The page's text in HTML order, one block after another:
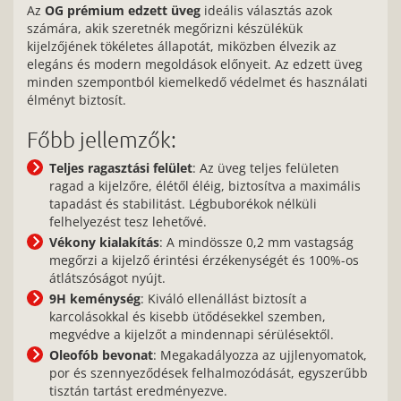
Az OG prémium edzett üveg ideális választás azok
számára, akik szeretnék megőrizni készülékük
kijelzőjének tökéletes állapotát, miközben élvezik az
elegáns és modern megoldások előnyeit. Az edzett üveg
minden szempontból kiemelkedő védelmet és használati
élményt biztosít.
Főbb jellemzők:
Teljes ragasztási felület: Az üveg teljes felületen
ragad a kijelzőre, élétől éléig, biztosítva a maximális
tapadást és stabilitást. Légbuborékok nélküli
felhelyezést tesz lehetővé.
Vékony kialakítás: A mindössze 0,2 mm vastagság
megőrzi a kijelző érintési érzékenységét és 100%-os
átlátszóságot nyújt.
9H keménység: Kiváló ellenállást biztosít a
karcolásokkal és kisebb ütődésekkel szemben,
megvédve a kijelzőt a mindennapi sérülésektől.
Oleofób bevonat: Megakadályozza az ujjlenyomatok,
por és szennyeződések felhalmozódását, egyszerűbb
tisztán tartást eredményezve.